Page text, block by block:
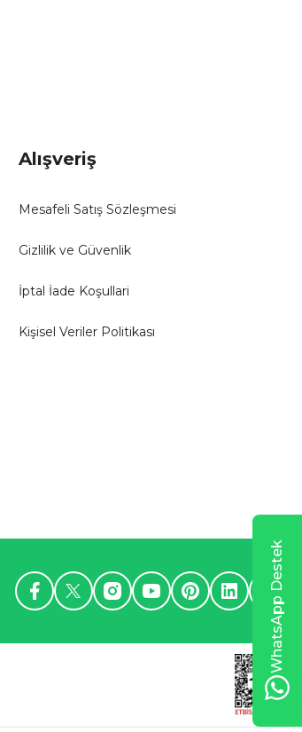
Alışveriş
Mesafeli Satış Sözleşmesi
Gizlilik ve Güvenlik
İptal İade Koşullari
Kişisel Veriler Politikası
WhatsApp Destek